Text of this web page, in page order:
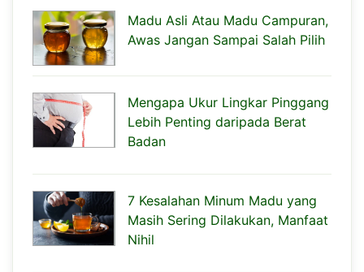
Madu Asli Atau Madu Campuran,
Awas Jangan Sampai Salah Pilih
Mengapa Ukur Lingkar Pinggang
Lebih Penting daripada Berat
Badan
7 Kesalahan Minum Madu yang
Masih Sering Dilakukan, Manfaat
Nihil